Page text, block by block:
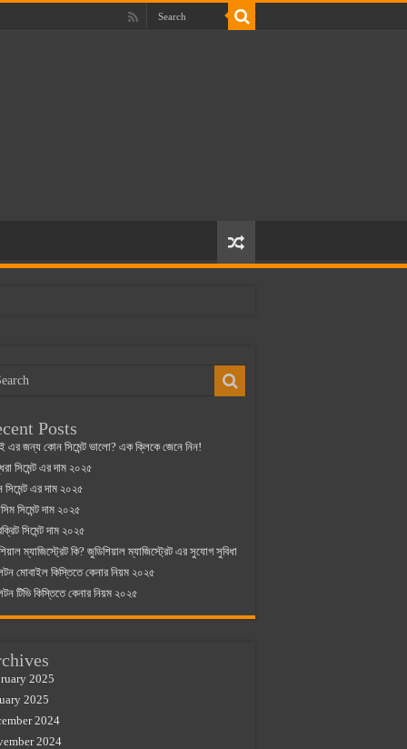
Posts
এর জন্য কোন সিমেন্ট ভালো? এক ক্লিকে জেনে নিন!
সিমেন্ট এর দাম ২০২৫
সিমেন্ট এর দাম ২০২৫
সিমেন্ট দাম ২০২৫
সিমেন্ট দাম ২০২৫
ম্যাজিস্ট্রেট কি? জুডিশিয়াল ম্যাজিস্ট্রেট এর সুযোগ সুবিধা
মোবাইল কিস্তিতে কেনার নিয়ম ২০২৫
টিভি কিস্তিতে কেনার নিয়ম ২০২৫
2025
2025
2024
2024